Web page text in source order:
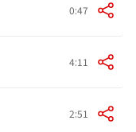
0:47
4:11
2:51